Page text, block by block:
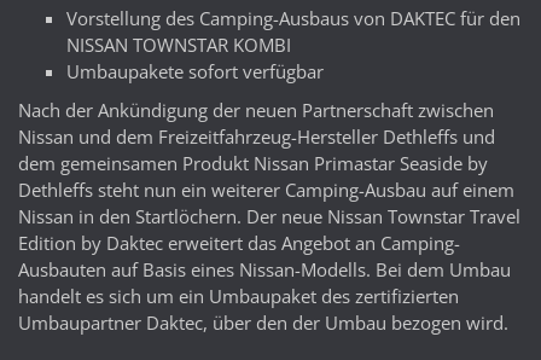
Vorstellung des Camping-Ausbaus von DAKTEC für den
NISSAN TOWNSTAR KOMBI
Umbaupakete sofort verfügbar
Nach der Ankündigung der neuen Partnerschaft zwischen
Nissan und dem Freizeitfahrzeug-Hersteller Dethleffs und
dem gemeinsamen Produkt Nissan Primastar Seaside by
Dethleffs steht nun ein weiterer Camping-Ausbau auf einem
Nissan in den Startlöchern. Der neue Nissan Townstar Travel
Edition by Daktec erweitert das Angebot an Camping-
Ausbauten auf Basis eines Nissan-Modells. Bei dem Umbau
handelt es sich um ein Umbaupaket des zertifizierten
Umbaupartner Daktec, über den der Umbau bezogen wird.